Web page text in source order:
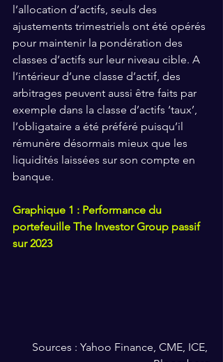
l’allocation d’actifs, seuls des
ajustements trimestriels ont été opérés
pour maintenir la pondération des
classes d’actifs sur leur niveau cible. A
l’intérieur d’une classe d’actif, des
arbitrages peuvent aussi être faits par
exemple dans la classe d’actifs ‘taux’,
l’obligataire a été préféré puisqu’il
rémunère désormais mieux que les
liquidités laissées sur son compte en
banque.
Graphique 1 : Performance du
portefeuille The Investor Group passif
sur 2023
Sources : Yahoo Finance, CME, ICE,